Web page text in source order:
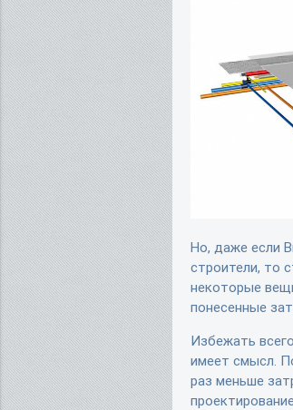
Но, даже если
строители, то
некоторые
понесенные
Избежать
имеет смысл.
раз меньше